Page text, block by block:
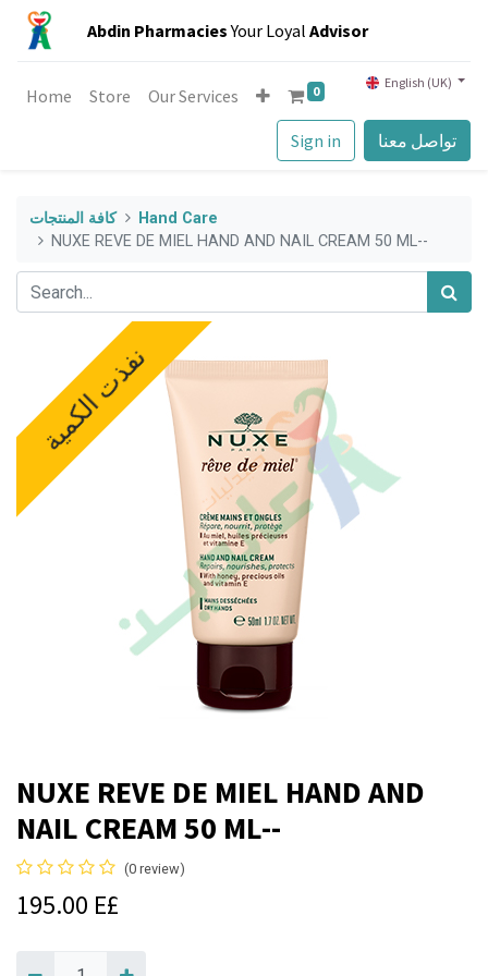
Abdin PharmaciesYour Loyal Advisor
Sign in تواصل معنا
Home Store Our Services 0 English (UK)
كافة المنتجات
Hand Care
NUXE REVE DE MIEL HAND AND NAIL CREAM 50 ML--
نفذت الكمية
NUXE REVE DE MIEL HAND AND
NAIL CREAM 50 ML--
(0 review)
195.00 E£